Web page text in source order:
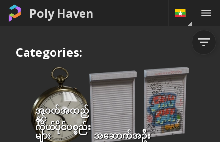
Poly Haven
Categories:
အဝတ်အထည်
နှင့်
ကိုယ်ပိုင်ပစ္စည်း
များ အဆောက်အဦး